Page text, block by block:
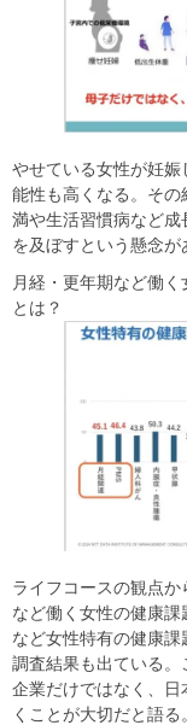
やせている女性が妊
能性も高くなる。そ
満や生活習慣病など
を及ぼすという懸念が
月経・更年期など働
とは？
ライフコースの観点
など働く女性の健康
など女性特有の健康
調査結果も出ている
企業だけではなく、
くことが大切だと語